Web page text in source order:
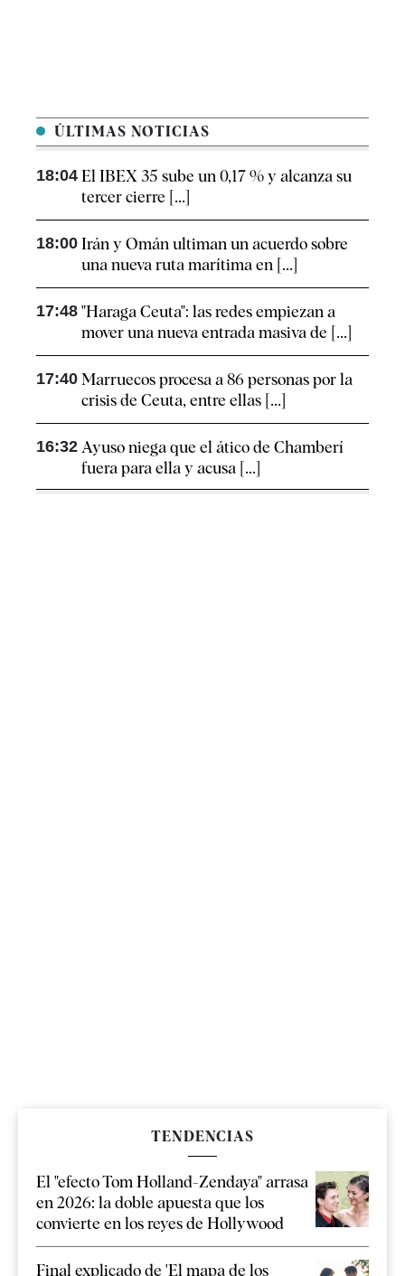
ÚLTIMAS NOTICIAS
18:04 El IBEX 35 sube un 0,17 % y alcanza su
tercer cierre [...]
18:00 Irán y Omán ultiman un acuerdo sobre
una nueva ruta marítima en [...]
17:48 "Haraga Ceuta": las redes empiezan a
mover una nueva entrada masiva de [...]
17:40 Marruecos procesa a 86 personas por la
crisis de Ceuta, entre ellas [...]
16:32 Ayuso niega que el ático de Chamberí
fuera para ella y acusa [...]
TENDENCIAS
El "efecto Tom Holland-Zendaya" arrasa
en 2026: la doble apuesta que los
convierte en los reyes de Hollywood
Final explicado de 'El mapa de los